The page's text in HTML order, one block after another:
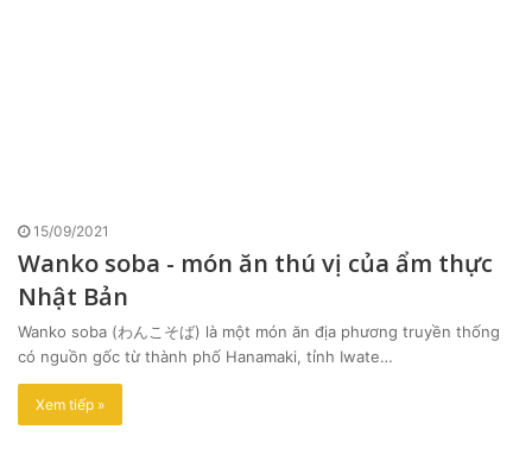
15/09/2021
Wanko soba - món ăn thú vị của ẩm thực
Nhật Bản
Wanko soba (わんこそば) là một món ăn địa phương truyền thống
có nguồn gốc từ thành phố Hanamaki, tỉnh Iwate…
Xem tiếp »